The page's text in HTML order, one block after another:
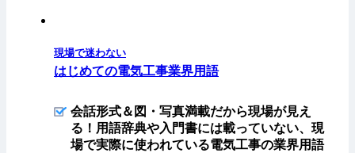
現場で迷わない
はじめての電気工事業界用語
会話形式＆図・写真満載だから現場が見え
る！用語辞典や入門書には載っていない、現
場で実際に使われている電気工事の業界用語